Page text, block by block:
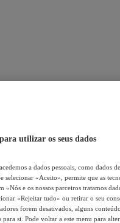
utilizar os seus dados
a dados pessoais, como dados
selecionar «Aceito», permite que as
«Nós e os nossos parceiros tratamos
«Rejeitar tudo» ou retirar o seu
forem desativados, alguns
si. Pode voltar a este menu para